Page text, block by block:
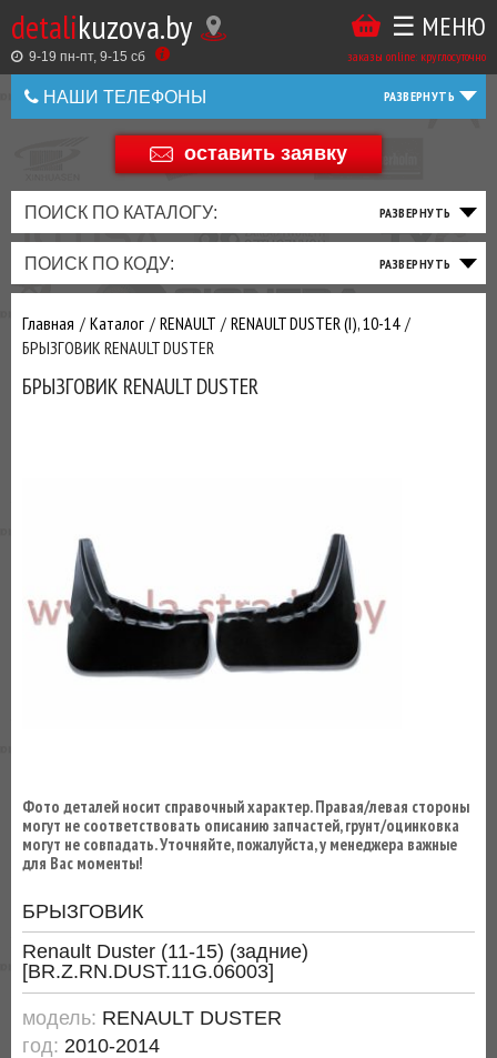
detalikuzova.by
9-19 пн-пт, 9-15 cб заказы online: круглосуточно
☰ МЕНЮ
НАШИ ТЕЛЕФОНЫ
+375 44 586 05 44
оставить заявку
ПОИСК ПО КАТАЛОГУ:
ПОИСК ПО КОДУ:
Главная Каталог RENAULT
RENAULT DUSTER (I), 10-14
БРЫЗГОВИК RENAULT DUSTER
БРЫЗГОВИК RENAULT DUSTER
Фото деталей носит справочный характер. Правая/левая стороны
могут не соответствовать описанию запчастей, грунт/оцинковка
могут не совпадать. Уточняйте, пожалуйста, у менеджера важные
для Вас моменты!
БРЫЗГОВИК
Renault Duster (11-15) (задние)
[BR.Z.RN.DUST.11G.06003]
модель: RENAULT DUSTER
год: 2010-2014
Оставить
Оценить
товар
Купить
в
1
Беларусь
+375
+375
ТАКЖЕ
ВЫ
МОЖЕТЕ
У
ЗАКАЗАТЬ
ТО
ФИЛЬТРА
ТОРМОЗНАЯ
СИСТЕМА
ПОДВЕСКА
РУЛЕВОЕ
ТРАНСМИССИЯ
ПРИВОД
ДВИГАТЕЛЬ
ВЫХЛОП
ЭЛЕКТРИКА
ОСВЕЩЕНИЕ
ДОБАВИВ
МАСЛАИ ДРУГИЕ